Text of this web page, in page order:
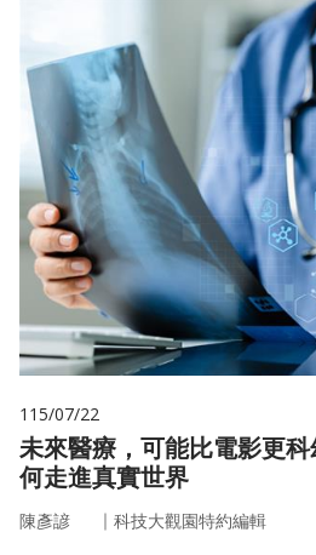
115/07/22
未來醫療，可能比電影更
何走進真實世界
陳彥諺 ｜ 科技大觀園特約編輯